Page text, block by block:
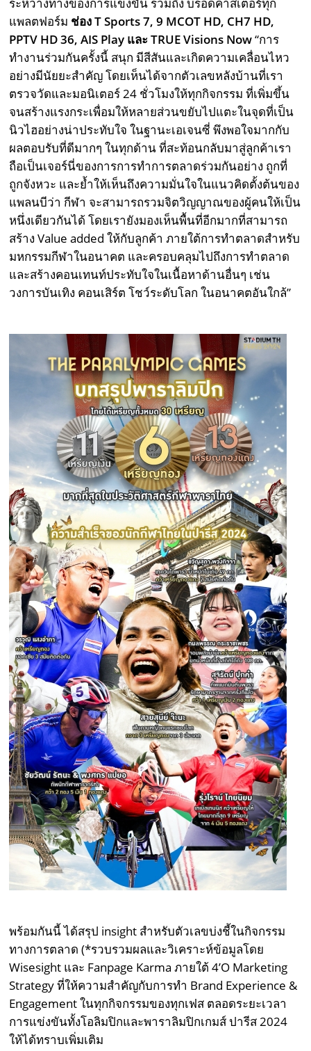
แพลตฟอร์ม ช่องT Sports 7, 9 MCOT HD, CH7 HD,
PPTV HD 36, AIS Play และ TRUE Visions Now“การ
ทำงานร่วมกันครั้งนี้ สนุก มีสีสันและเกิดความเคลื่อนไหว
อย่างมีนัยยะสำคัญ โดยเห็นได้จากตัวเลขหลังบ้านที่เรา
ตรวจวัดและมอนิเตอร์ 24 ชั่วโมงให้ทุกกิจกรรม ที่เพิ่มขึ้น
จนสร้างแรงกระเพื่อมให้หลายส่วนขยับไปแตะในจุดที่เป็น
นิวไฮอย่างน่าประทับใจ ในฐานะเอเจนซี่ พึงพอใจมากกับ
ผลตอบรับที่ดีมากๆ ในทุกด้าน ที่สะท้อนกลับมาสู่ลูกค้าเรา
ถือเป็นเจอร์นี่ของการการทำการตลาดร่วมกันอย่าง ถูกที่
ถูกจังหวะ และย้ำให้เห็นถึงความมั่นใจในแนวคิดตั้งต้นของ
แพลนบีว่า กีฬา จะสามารถรวมจิตวิญญาณของผู้คนให้เป็น
หนึ่งเดียวกันได้ โดยเรายังมองเห็นพื้นที่อีกมากที่สามารถ
สร้าง Value added ให้กับลูกค้า ภายใต้การทำตลาดสำหรับ
มหกรรมกีฬาในอนาคต และครอบคลุมไปถึงการทำตลาด
และสร้างคอนเทนท์ประทับใจในเนื้อหาด้านอื่นๆ เช่น
วงการบันเทิง คอนเสิร์ต โชว์ระดับโลก ในอนาคตอันใกล้”
พร้อมกันนี้ ได้สรุป insight สำหรับตัวเลขบ่งชี้ในกิจกรรม
ทางการตลาด (*รวบรวมผลและวิเคราะห์ข้อมูลโดย
Wisesight และ Fanpage Karma ภายใต้ 4’O Marketing
Strategy ที่ให้ความสำคัญกับการทำ Brand Experience &
Engagement ในทุกกิจกรรมของทุกเฟส ตลอดระยะเวลา
การแข่งขันทั้งโอลิมปิกและพาราลิมปิกเกมส์ ปารีส 2024
ให้ได้ทราบเพิ่มเติม